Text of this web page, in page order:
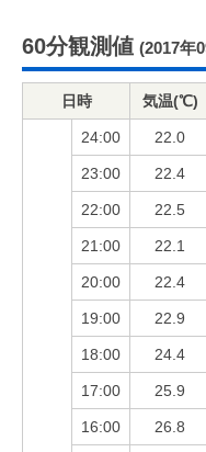
60分観測値 (2017年
日時 気温(℃)
24:00 22.0
23:00 22.4
22:00 22.5
21:00 22.1
20:00 22.4
19:00 22.9
18:00 24.4
17:00 25.9
16:00 26.8